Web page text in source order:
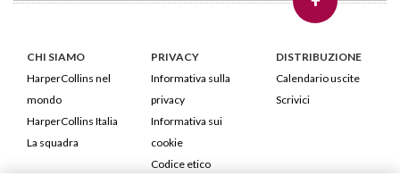
CHI SIAMO
HarperCollins nel
mondo
HarperCollins Italia
La squadra
PRIVACY
Informativa sulla
privacy
Informativa sui
cookie
Codice etico
DISTRIBUZIONE
Calendario uscite
Scrivici